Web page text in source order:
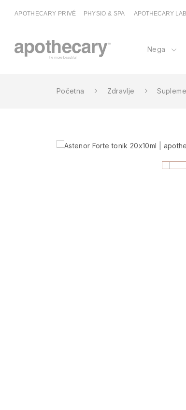
APOTHECARY PRIVÉ PHYSIO & SPA APOTHECARY LAB
Nega
Početna Zdravlje